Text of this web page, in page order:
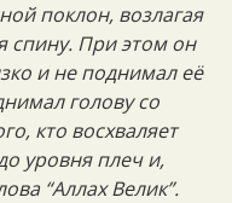
поклон, возлагая
спину. При этом он
и не поднимал её
голову со
кто восхваляет
уровня плеч и,
“Аллах Велик”.